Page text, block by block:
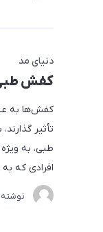
دنیای مد
کفش طبی
کفش‌ها به
تأثیر
طبی، به
افرادی که